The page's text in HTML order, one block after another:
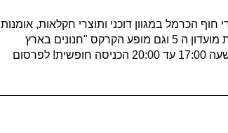
לכל המשפחה, בו יוצגו ביכורי חוף הכרמל במגוון דוכני ותוצרי חקלאות, אומנות
ושלל דוכני מכירה מתוצרת מקומית וגם אירוח תוצרת חקלאית של מפוני הצפון והדרום.באירוע תוצג תערוכת רכבי אספנות מועדון ה 5 וגם מופע הקרקס "חנונים בארץ
החל מהשעה 17:00 עד 20:00 הכניסה חופשית! לפרסום